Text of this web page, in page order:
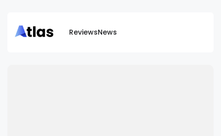
ReviewsNews